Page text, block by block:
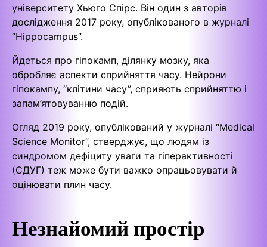
університету Хьюго Спірс. Він один з авторів
дослідження 2017 року, опублікованого в журналі
“Hippocampus”.
Йдеться про гіпокамп, ділянку мозку, яка
обробляє аспекти сприйняття часу. Нейрони
гіпокампу, “клітини часу”, сприяють сприйняттю і
запам’ятовуванню подій.
Огляд 2019 року, опублікований у журналі “Medical
Science Monitor”, стверджує, що людям із
синдромом дефіциту уваги та гіперактивності
(СДУГ) теж може бути важко опрацьовувати й
оцінювати плин часу.
Незнайомий простір